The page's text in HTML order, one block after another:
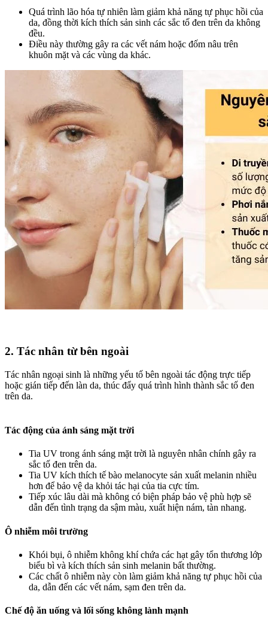
Quá trình lão hóa tự nhiên làm giảm khả năng tự phục hồi của
da, đồng thời kích thích sản sinh các sắc tố đen trên da không
đều.
Điều này thường gây ra các vết nám hoặc đốm nâu trên
khuôn mặt và các vùng da khác.
2. Tác nhân từ bên ngoài
Tác nhân ngoại sinh là những yếu tố bên ngoài tác động trực tiếp
hoặc gián tiếp đến làn da, thúc đẩy quá trình hình thành sắc tố đen
trên da.
Tác động của ánh sáng mặt trời
Tia UV trong ánh sáng mặt trời là nguyên nhân chính gây ra
sắc tố đen trên da.
Tia UV kích thích tế bào melanocyte sản xuất melanin nhiều
hơn để bảo vệ da khỏi tác hại của tia cực tím.
Tiếp xúc lâu dài mà không có biện pháp bảo vệ phù hợp sẽ
dẫn đến tình trạng da sậm màu, xuất hiện nám, tàn nhang.
Ô nhiễm môi trường
Khói bụi, ô nhiễm không khí chứa các hạt gây tổn thương lớp
biểu bì và kích thích sản sinh melanin bất thường.
Các chất ô nhiễm này còn làm giảm khả năng tự phục hồi của
da, dẫn đến các vết nám, sạm đen trên da.
Chế độ ăn uống và lối sống không lành mạnh